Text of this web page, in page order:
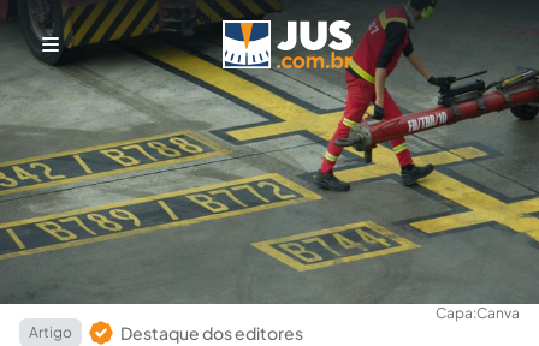
Capa:Canva
Artigo
Destaque dos editores